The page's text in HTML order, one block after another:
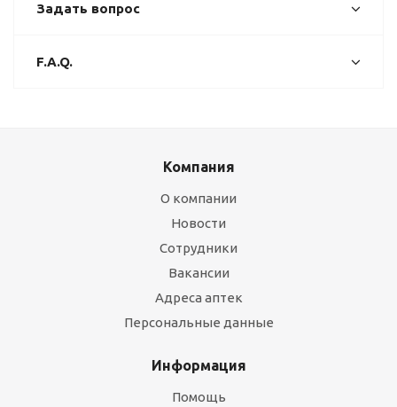
Задать вопрос
F.A.Q.
Компания
О компании
Новости
Сотрудники
Вакансии
Адреса аптек
Персональные данные
Информация
Помощь